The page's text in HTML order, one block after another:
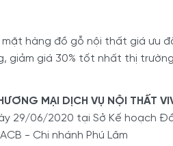
hàng đồ gỗ nội thất giá ưu
giảm giá 30% tốt nhất thị
MẠI DỊCH VỤ NỘI THẤT
29/06/2020 tại Sở Kế hoạch
- Chi nhánh Phú Lâm